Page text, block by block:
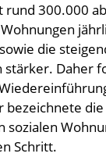
rund 300.000
die
Daher
bezeichnete die
sozialen
Schritt.